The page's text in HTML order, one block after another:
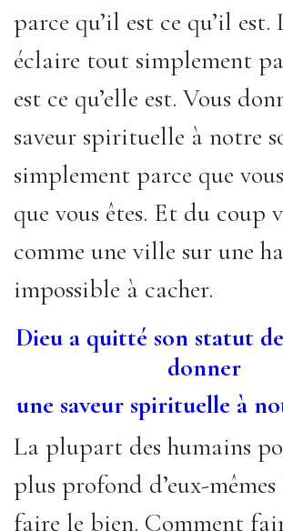
parce qu’il est ce qu’il
éclaire tout simplement
est ce qu’elle est. Vous
saveur spirituelle à notre
simplement parce que
que vous êtes. Et du coup
comme une ville sur une
impossible à cacher.
Dieu a quitté son statut
donner
une saveur spirituelle à
La plupart des humains
plus profond d’eux-
faire le bien. Comment